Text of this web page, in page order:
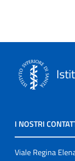
I NOSTRI
Viale Regina